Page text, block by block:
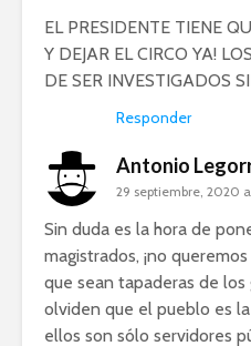
EL PRESIDENTE TIENE
Y DEJAR EL CIRCO YA!
DE SER INVESTIGADOS
Responder
Antonio
29 septiembre, 2020
Sin duda es la hora de
magistrados, ¡no
que sean tapaderas de
olviden que el pueblo es
ellos son sólo servidores